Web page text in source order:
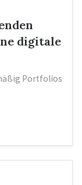
digitale
Portfolios